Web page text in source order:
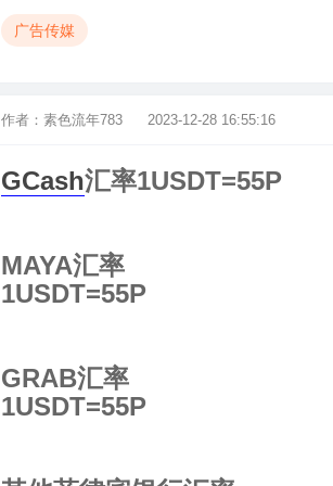
广告传媒
作者： 素色流年783 2023-12-28 16:55:16
GCash汇率1USDT=55P
MAYA汇率
1USDT=55P
GRAB汇率
1USDT=55P